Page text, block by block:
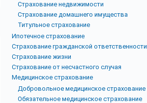
Страхование недвижимости
Страхование домашнего имущества
Титульное страхование
Ипотечное страхование
Страхование гражданской ответственности
Страхование жизни
Страхование от несчастного случая
Медицинское страхование
Добровольное медицинское страхование
Обязательное медицинское страхование